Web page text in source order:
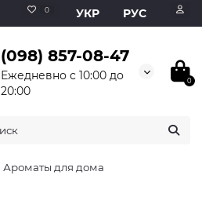
0 УКР РУС
(098) 857-08-47
Ежедневно с 10:00 до
20:00
0
Ароматы для дома